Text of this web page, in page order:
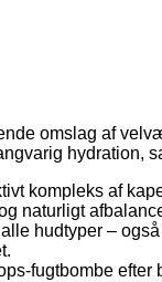
omslag af
hydration,
kompleks af
naturligt
hudtyper –